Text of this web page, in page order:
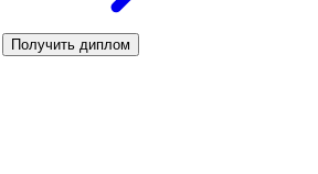
Получить диплом